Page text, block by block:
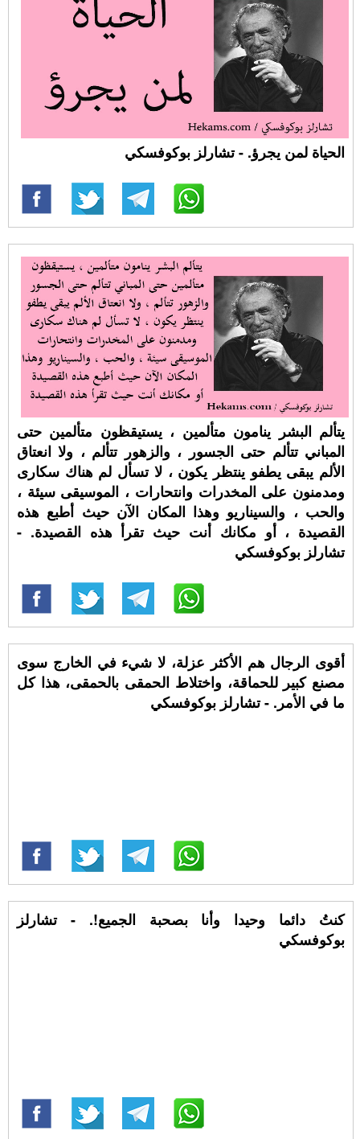
الحياة لمن يجرؤ. - تشارلز بوكوفسكي
يتألم البشر ينامون متألمين ، يستيقظون متألمين حتى
المباني تتألم حتى الجسور ، والزهور تتألم ، ولا انعتاق
الألم يبقى يطفو ينتظر يكون ، لا تسأل لم هناك سكارى
ومدمنون على المخدرات وانتحارات ، الموسيقى سيئة ،
والحب ، والسيناريو وهذا المكان الآن حيث أطبع هذه
القصيدة ، أو مكانك أنت حيث تقرأ هذه القصيدة. -
تشارلز بوكوفسكي
أقوى الرجال هم الأكثر عزلة، لا شيء في الخارج سوى
مصنع كبير للحماقة، واختلاط الحمقى بالحمقى، هذا كل
ما في الأمر. - تشارلز بوكوفسكي
كنتُ دائما وحيدا وأنا بصحبة الجميع!. - تشارلز
بوكوفسكي